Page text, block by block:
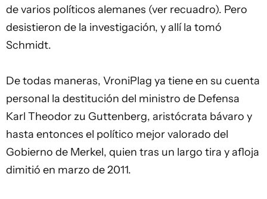
de varios políticos alemanes (ver recuadro). Pero
desistieron de la investigación, y allí la tomó
Schmidt.
De todas maneras, VroniPlag ya tiene en su cuenta
personal la destitución del ministro de Defensa
Karl Theodor zu Guttenberg, aristócrata bávaro y
hasta entonces el político mejor valorado del
Gobierno de Merkel, quien tras un largo tira y afloja
dimitió en marzo de 2011.